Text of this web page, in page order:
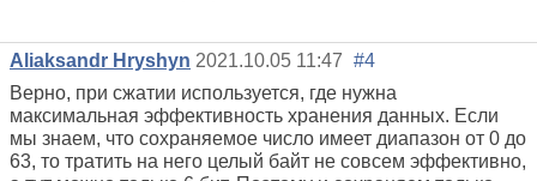
Aliaksandr Hryshyn 2021.10.05 11:47 #4
Верно, при сжатии используется, где нужна
максимальная эффективность хранения данных. Если
мы знаем, что сохраняемое число имеет диапазон от 0 до
63, то тратить на него целый байт не совсем эффективно,